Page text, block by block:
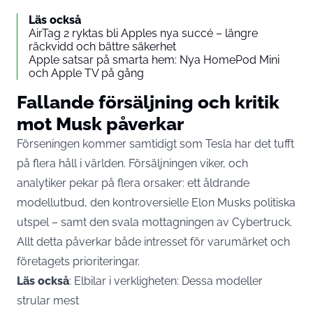
Läs också
AirTag 2 ryktas bli Apples nya succé – längre
räckvidd och bättre säkerhet
Apple satsar på smarta hem: Nya HomePod Mini
och Apple TV på gång
Fallande försäljning och kritik
mot Musk påverkar
Förseningen kommer samtidigt som Tesla har det tufft
på flera håll i världen. Försäljningen viker, och
analytiker pekar på flera orsaker: ett åldrande
modellutbud, den kontroversielle Elon Musks politiska
utspel – samt den svala mottagningen av Cybertruck.
Allt detta påverkar både intresset för varumärket och
företagets prioriteringar.
Läs också: Elbilar i verkligheten: Dessa modeller
strular mest